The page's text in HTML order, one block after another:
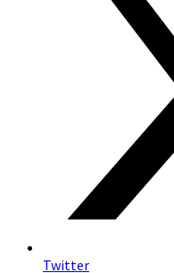
Twitter